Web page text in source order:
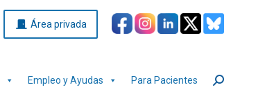
Área privada
Empleo y Ayudas Para Pacientes Buscar: